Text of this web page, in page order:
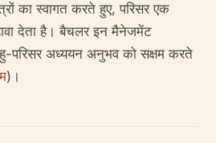
का स्वागत करते हुए, परिसर एक
देता है। बैचलर इन मैनेजमेंट
परिसर अध्ययन अनुभव को सक्षम करते
)।